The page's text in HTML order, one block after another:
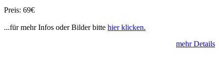
Preis: 69€
...für mehr Infos oder Bilder bitte hier klicken.
mehr Details